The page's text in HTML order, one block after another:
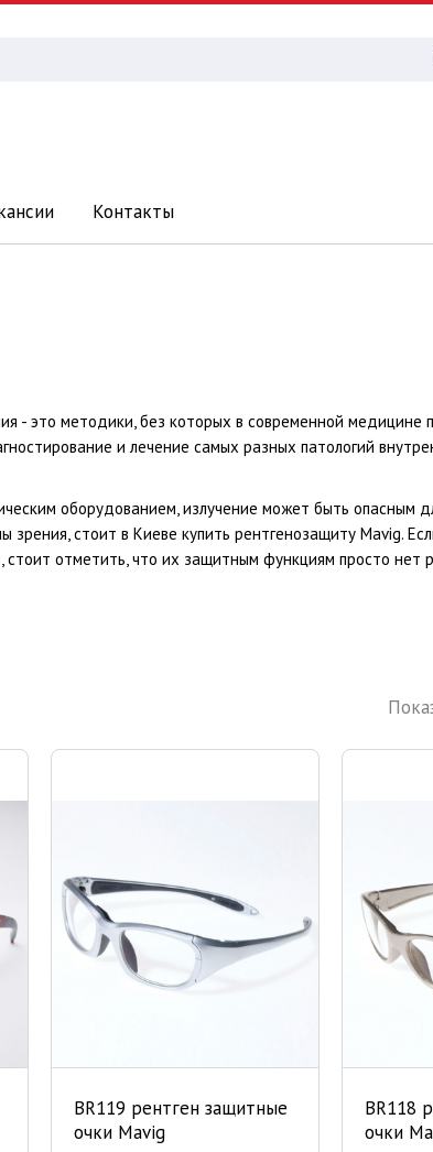
Контакты
- это методики, без которых в современной медицине
и лечение самых разных патологий
оборудованием, излучение может быть опасным
стоит в Киеве купить рентгенозащиту Mavig.
стоит отметить, что их защитным функциям просто нет
BR119 рентген защитные
очки Mavig
BR118
очки